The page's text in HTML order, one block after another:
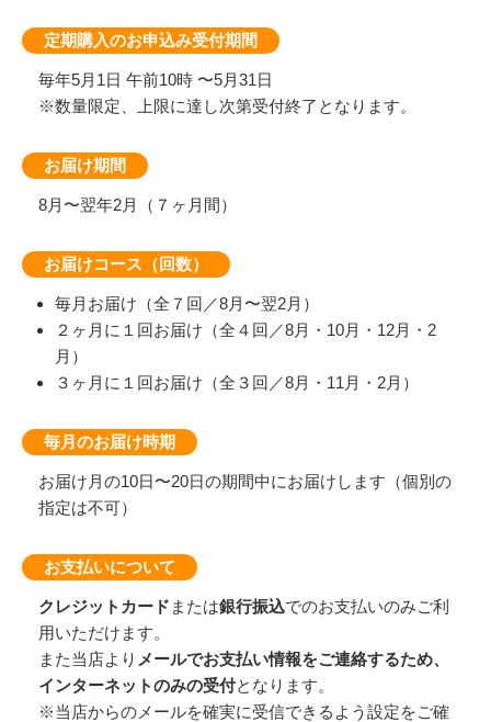
定期購入のお申込み受付期間
毎年5月1日 午前10時 〜5月31日
※数量限定、上限に達し次第受付終了となります。
お届け期間
8月〜翌年2月（７ヶ月間）
お届けコース（回数）
毎月お届け（全７回／8月〜翌2月）
２ヶ月に１回お届け（全４回／8月・10月・12月・2
月）
３ヶ月に１回お届け（全３回／8月・11月・2月）
毎月のお届け時期
お届け月の10日〜20日の期間中にお届けします（個別の
指定は不可）
お支払いについて
クレジットカード または銀行振込でのお支払いのみご利
用いただけます。
また当店より メールでお支払い情報をご連絡するため、
インターネットのみの受付となります。
※当店からのメールを確実に受信できるよう設定をご確